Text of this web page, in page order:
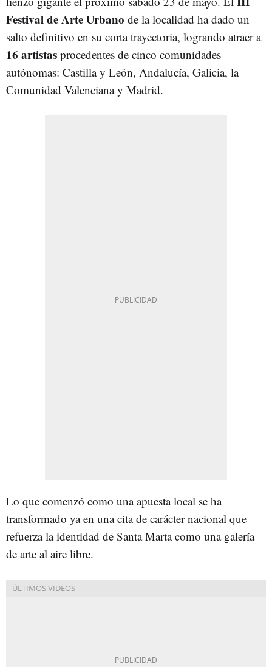
Festival de Arte Urbano de la localidad ha dado un
salto definitivo en su corta trayectoria, logrando atraer a
16 artistas procedentes de cinco comunidades
autónomas: Castilla y León, Andalucía, Galicia, la
Comunidad Valenciana y Madrid.
Lo que comenzó como una apuesta local se ha
transformado ya en una cita de carácter nacional que
refuerza la identidad de Santa Marta como una galería
de arte al aire libre.